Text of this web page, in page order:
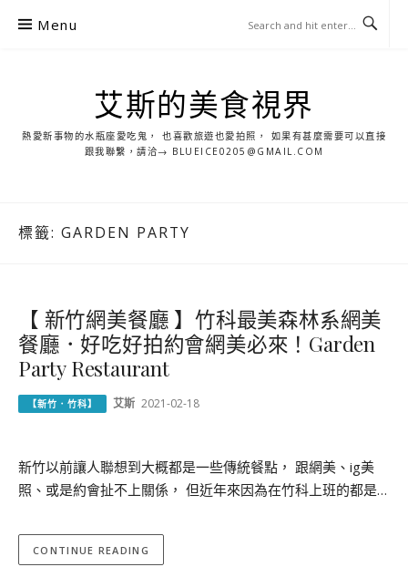
Menu
艾斯的美食視界
熱愛新事物的水瓶座愛吃鬼， 也喜歡旅遊也愛拍照， 如果有甚麼需要可以直接
跟我聯繫，請洽→ BLUEICE0205@GMAIL.COM
標籤: GARDEN PARTY
【 新竹網美餐廳 】竹科最美森林系網美
餐廳．好吃好拍約會網美必來！Garden
Party Restaurant
【新竹．竹科】 艾斯 2021-02-18
新竹以前讓人聯想到大概都是一些傳統餐點， 跟網美、ig美
照、或是約會扯不上關係， 但近年來因為在竹科上班的都是…
CONTINUE READING